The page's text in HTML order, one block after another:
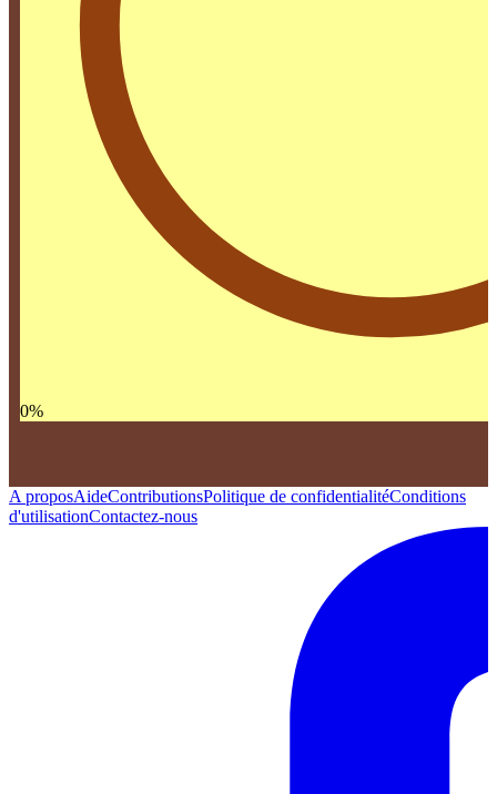
0%
A proposAideContributionsPolitique de confidentialitéConditions
d'utilisationContactez-nous